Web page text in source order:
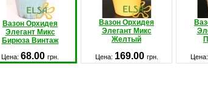
Вазон Орхидея
Элегант Микс
Бирюза Винтаж
Вазон Орхидея
Элегант Микс
Желтый
Цена: 68.00 грн. Цена: 169.00 грн. Цена: